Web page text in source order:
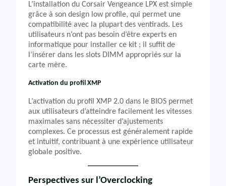
L’installation du Corsair Vengeance LPX est simple
grâce à son design low profile, qui permet une
compatibilité avec la plupart des ventirads. Les
utilisateurs n’ont pas besoin d’être experts en
informatique pour installer ce kit ; il suffit de
l’insérer dans les slots DIMM appropriés sur la
carte mère.
Activation du profil XMP
L’activation du profil XMP 2.0 dans le BIOS permet
aux utilisateurs d’atteindre facilement les vitesses
maximales sans nécessiter d’ajustements
complexes. Ce processus est généralement rapide
et intuitif, contribuant à une expérience utilisateur
globale positive.
Perspectives sur l’Overclocking